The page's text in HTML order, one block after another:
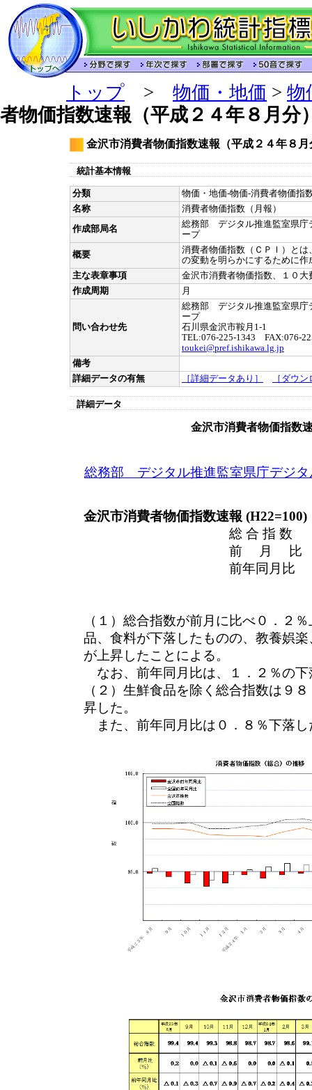
トップ > 物価・地価 > 物
者物価指数速報（平成２４年８月分
金沢市消費者物価指数速報（平成２４年８月
統計基本情報
分類
物価・地価-物価-消費者物価指
名称
消費者物価指数（月報）
作成部局名
総務部 デジタル推進監室県庁
ープ
概要
消費者物価指数（ＣＰＩ）と
の変動を明らかにするために作
主な表章事項
金沢市消費者物価指数、１０
作成周期
月
問い合わせ先
総務部 デジタル推進監室県庁
ープ
石川県金沢市鞍月1-1
TEL:076-225-1343 FAX:076-
toukei@pref.ishikawa.lg.jp
備考
詳細データの有無
［詳細データあり］ ［ダウ
詳細データ
金沢市消費者物価指数
総務部 デジタル推進監室県庁デジ
金沢市消費者物価指数速報 (H22=100)
総 合 指 数
前 月 比 （＋
前年同月比 （－
（１）総合指数が前月に比べ０．２
品、食料が下落したものの、教養娯
が上昇したことによる。
なお、前年同月比は、１．２％の下
（２）生鮮食品を除く総合指数は９
昇した。
また、前年同月比は０．８％下落し